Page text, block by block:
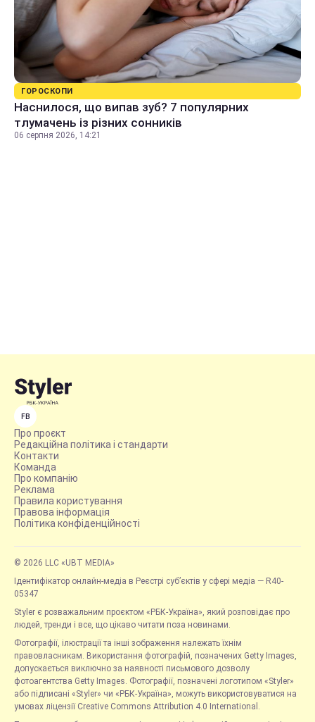
ГОРОСКОПИ
Наснилося, що випав зуб? 7 популярних
тлумачень із різних сонників
06 серпня 2026, 14:21
FB
Про проєкт
Редакційна політика і стандарти
Контакти
Команда
Про компанію
Реклама
Правила користування
Правова інформація
Політика конфіденційності
© 2026 LLC «UBT MEDIA»
Ідентифікатор онлайн-медіа в Реєстрі суб’єктів у сфері медіа — R40-
05347
Styler є розважальним проєктом «РБК-Україна», який розповідає про
людей, тренди і все, що цікаво читати поза новинами.
Фотографії, ілюстрації та інші зображення належать їхнім
правовласникам. Використання фотографій, позначених Getty Images,
допускається виключно за наявності письмового дозволу
фотоагентства Getty Images. Фотографії, позначені логотипом «Styler»
або підписані «Styler» чи «РБК-Україна», можуть використовуватися на
умовах ліцензії Creative Commons Attribution 4.0 International.